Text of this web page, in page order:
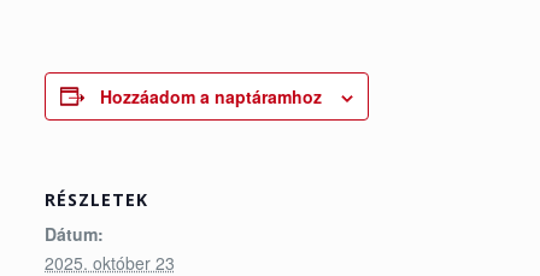
Hozzáadom a naptáramhoz
RÉSZLETEK
Dátum:
2025. október 23